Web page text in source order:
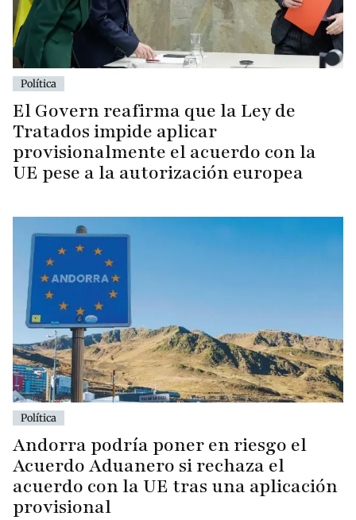
Política
El Govern reafirma que la Ley de
Tratados impide aplicar
provisionalmente el acuerdo con la
UE pese a la autorización europea
Política
Andorra podría poner en riesgo el
Acuerdo Aduanero si rechaza el
acuerdo con la UE tras una aplicación
provisional